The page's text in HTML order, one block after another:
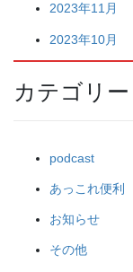
2023年11月
2023年10月
カテゴリー
podcast
あっこれ便利
お知らせ
その他